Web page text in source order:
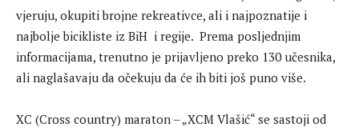
vjeruju, okupiti brojne rekreativce, ali i najpoznatije i
najbolje bicikliste iz BiH i regije. Prema posljednjim
informacijama, trenutno je prijavljeno preko 130 učesnika,
ali naglašavaju da očekuju da će ih biti još puno više.
XC (Cross country) maraton – „XCM Vlašić“ se sastoji od